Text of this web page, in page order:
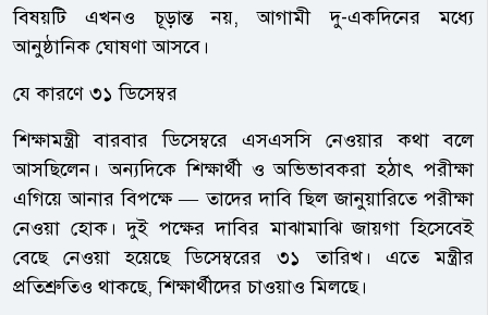
বিষয়টি এখনও চূড়ান্ত নয়, আগামী দু-একদিনের মধ্যে
আনুষ্ঠানিক ঘোষণা আসবে।
যে কারণে ৩১ ডিসেম্বর
শিক্ষামন্ত্রী বারবার ডিসেম্বরে এসএসসি নেওয়ার কথা বলে
আসছিলেন। অন্যদিকে শিক্ষার্থী ও অভিভাবকরা হঠাৎ পরীক্ষা
এগিয়ে আনার বিপক্ষে — তাদের দাবি ছিল জানুয়ারিতে পরীক্ষা
নেওয়া হোক। দুই পক্ষের দাবির মাঝামাঝি জায়গা হিসেবেই
বেছে নেওয়া হয়েছে ডিসেম্বরের ৩১ তারিখ। এতে মন্ত্রীর
প্রতিশ্রুতিও থাকছে, শিক্ষার্থীদের চাওয়াও মিলছে।